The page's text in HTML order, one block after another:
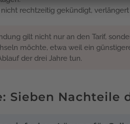
rechtzeitig gekündigt,
gilt nicht nur an den Tarif,
möchte, etwa weil ein
der drei Jahre tun.
Sieben Nachteile